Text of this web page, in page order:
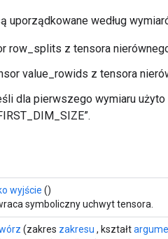
uporządkowane według
row_splits z tensora
value_rowids z tensora
dla pierwszego wymiaru
wyjście ()
symboliczny uchwyt tensora.
(zakres zakresu , kształt